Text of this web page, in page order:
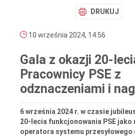
DRUKUJ
10 września 2024, 14:56
Gala z okazji 20-
Pracownicy PSE z
odznaczeniami i
6 września 2024 r. w czasie
20-lecia funkcjonowania PSE jako
operatora systemu przesyłowego